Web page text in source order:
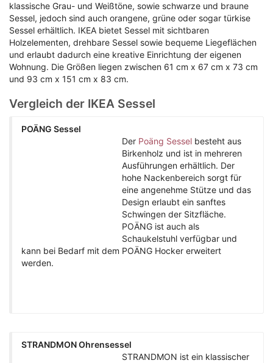
klassische Grau- und Weißtöne, sowie schwarze und braune
Sessel, jedoch sind auch orangene, grüne oder sogar türkise
Sessel erhältlich. IKEA bietet Sessel mit sichtbaren
Holzelementen, drehbare Sessel sowie bequeme Liegeflächen
und erlaubt dadurch eine kreative Einrichtung der eigenen
Wohnung. Die Größen liegen zwischen 61 cm x 67 cm x 73 cm
und 93 cm x 151 cm x 83 cm.
Vergleich der IKEA Sessel
POÄNG Sessel
Der Poäng Sessel besteht aus
Birkenholz und ist in mehreren
Ausführungen erhältlich. Der
hohe Nackenbereich sorgt für
eine angenehme Stütze und das
Design erlaubt ein sanftes
Schwingen der Sitzfläche.
POÄNG ist auch als
Schaukelstuhl verfügbar und
kann bei Bedarf mit dem POÄNG Hocker erweitert
werden.
STRANDMON Ohrensessel
STRANDMON ist ein klassischer